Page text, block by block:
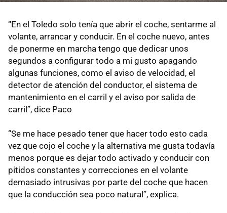
“En el Toledo solo tenía que abrir el coche, sentarme al
volante, arrancar y conducir. En el coche nuevo, antes
de ponerme en marcha tengo que dedicar unos
segundos a configurar todo a mi gusto apagando
algunas funciones, como el aviso de velocidad, el
detector de atención del conductor, el sistema de
mantenimiento en el carril y el aviso por salida de
carril”, dice Paco
“Se me hace pesado tener que hacer todo esto cada
vez que cojo el coche y la alternativa me gusta todavía
menos porque es dejar todo activado y conducir con
pitidos constantes y correcciones en el volante
demasiado intrusivas por parte del coche que hacen
que la conducción sea poco natural”, explica.